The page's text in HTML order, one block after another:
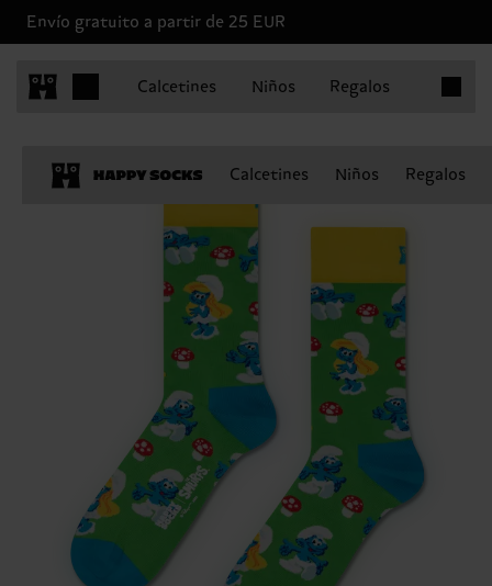
Envío gratuito a partir de 25 EUR
Calcetines Niños Regalos
Calcetines Niños Regalos